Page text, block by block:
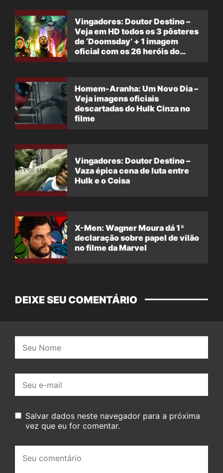
Vingadores: Doutor Destino –
Veja em HD todos os 3 pôsteres
de ‘Doomsday’ + 1 imagem
oficial com os 26 heróis do
Homem-Aranha: Um Novo Dia –
Veja imagens oficiais
descartadas do Hulk Cinza no
filme
Vingadores: Doutor Destino –
Vaza épica cena de luta entre
Hulk e o Coisa
X-Men: Wagner Moura dá 1ª
declaração sobre papel de vilão
no filme da Marvel
DEIXE SEU COMENTÁRIO
mail:
Salvar dados neste navegador para a próxima
vez que eu for comentar.
comentário: